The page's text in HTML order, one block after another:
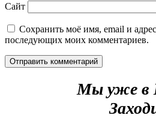
Сайт
Сохранить моё имя, email и
последующих моих комментариев.
Мы уже в